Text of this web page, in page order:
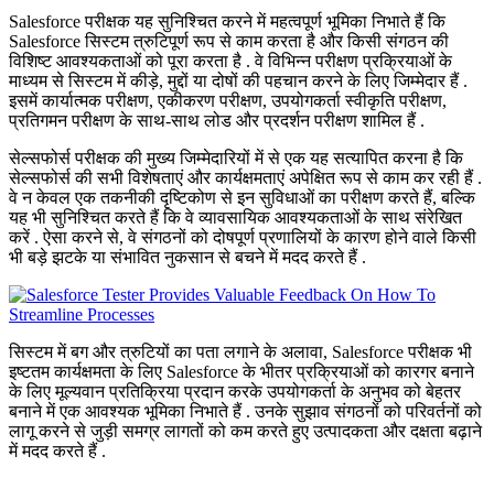
Salesforce परीक्षक यह सुनिश्चित करने में महत्वपूर्ण भूमिका निभाते हैं कि
Salesforce सिस्टम त्रुटिपूर्ण रूप से काम करता है और किसी संगठन की
विशिष्ट आवश्यकताओं को पूरा करता है . वे विभिन्न परीक्षण प्रक्रियाओं के
माध्यम से सिस्टम में कीड़े, मुद्दों या दोषों की पहचान करने के लिए जिम्मेदार हैं .
इसमें कार्यात्मक परीक्षण, एकीकरण परीक्षण, उपयोगकर्ता स्वीकृति परीक्षण,
प्रतिगमन परीक्षण के साथ-साथ लोड और प्रदर्शन परीक्षण शामिल हैं .
सेल्सफोर्स परीक्षक की मुख्य जिम्मेदारियों में से एक यह सत्यापित करना है कि
सेल्सफोर्स की सभी विशेषताएं और कार्यक्षमताएं अपेक्षित रूप से काम कर रही हैं .
वे न केवल एक तकनीकी दृष्टिकोण से इन सुविधाओं का परीक्षण करते हैं, बल्कि
यह भी सुनिश्चित करते हैं कि वे व्यावसायिक आवश्यकताओं के साथ संरेखित
करें . ऐसा करने से, वे संगठनों को दोषपूर्ण प्रणालियों के कारण होने वाले किसी
भी बड़े झटके या संभावित नुकसान से बचने में मदद करते हैं .
सिस्टम में बग और त्रुटियों का पता लगाने के अलावा, Salesforce परीक्षक भी
इष्टतम कार्यक्षमता के लिए Salesforce के भीतर प्रक्रियाओं को कारगर बनाने
के लिए मूल्यवान प्रतिक्रिया प्रदान करके उपयोगकर्ता के अनुभव को बेहतर
बनाने में एक आवश्यक भूमिका निभाते हैं . उनके सुझाव संगठनों को परिवर्तनों को
लागू करने से जुड़ी समग्र लागतों को कम करते हुए उत्पादकता और दक्षता बढ़ाने
में मदद करते हैं .